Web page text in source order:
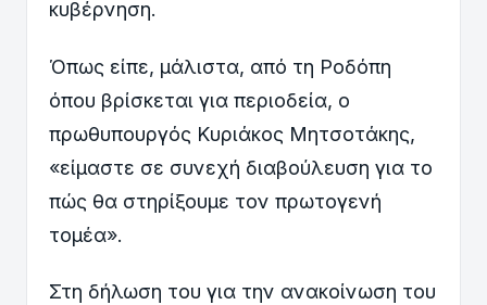
κυβέρνηση.
Όπως είπε, μάλιστα, από τη Ροδόπη
όπου βρίσκεται για περιοδεία, ο
πρωθυπουργός Κυριάκος Μητσοτάκης,
«είμαστε σε συνεχή διαβούλευση για το
πώς θα στηρίξουμε τον πρωτογενή
τομέα».
Στη δήλωση του για την ανακοίνωση του